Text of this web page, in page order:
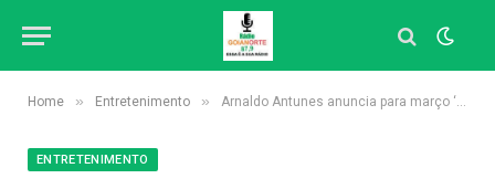
Home » Entretenimento » Arnaldo Antunes anuncia para março ‘Novo mundo’, primeiro álbum autoral com músicas inéditas em cinco anos
ENTRETENIMENTO